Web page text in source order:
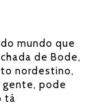
mundo que
de Bode,
nordestino,
gente, pode
tá